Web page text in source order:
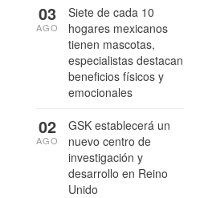
Siete de cada 10
hogares mexicanos
tienen mascotas,
especialistas destacan
beneficios físicos y
emocionales
03
AGO
GSK establecerá un
nuevo centro de
investigación y
desarrollo en Reino
Unido
02
AGO